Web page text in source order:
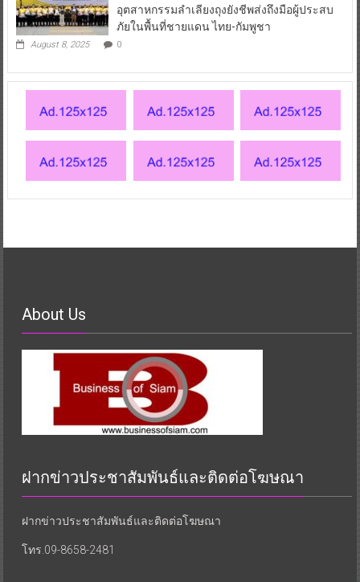
อุตสาหกรรมลำเลียงถุงยังชีพส่งถึงมือผู้ประสบ
ภัยในพื้นที่ชายแดน ไทย-กัมพูชา
August 8, 2025 0
About Us
ฝากข่าวประชาสัมพันธ์และติดต่อโฆษณา
ฝากข่าวประชาสัมพันธ์และติดต่อโฆษณา
โทร.09-8658-2481